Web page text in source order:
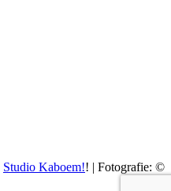
Studio Kaboem!! | Fotografie: ©